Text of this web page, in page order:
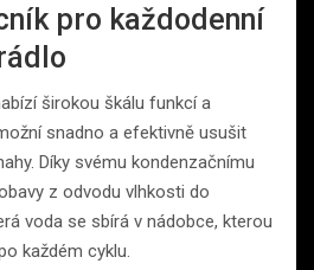
pro každodenní
širokou škálu funkcí a
snadno a efektivně usušit
Díky svému kondenzačnímu
z odvodu vlhkosti do
voda se sbírá v nádobce, kterou
každém cyklu.